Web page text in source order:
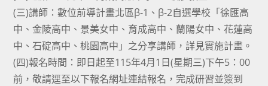
(三)講師：數位前導計畫北區β-1、β-2自選學校「徐匯高
中、金陵高中、景美女中、育成高中、蘭陽女中、花蓮高
中、石碇高中、桃園高中」之分享講師，詳見實施計畫。
(四)報名時間：即日起至115年4月1日(星期三)下午5：00
前，敬請逕至以下報名網址連結報名，完成研習並簽到